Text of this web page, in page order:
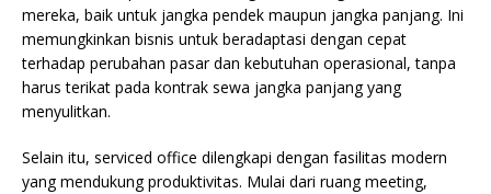
mereka, baik untuk jangka pendek maupun jangka panjang. Ini
memungkinkan bisnis untuk beradaptasi dengan cepat
terhadap perubahan pasar dan kebutuhan operasional, tanpa
harus terikat pada kontrak sewa jangka panjang yang
menyulitkan.
Selain itu, serviced office dilengkapi dengan fasilitas modern
yang mendukung produktivitas. Mulai dari ruang meeting,